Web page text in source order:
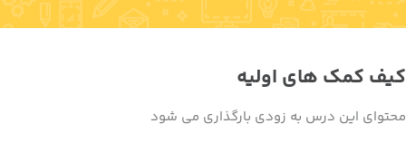
کیف کمک های اولیه
محتوای این درس به زودی بارگذاری می شود